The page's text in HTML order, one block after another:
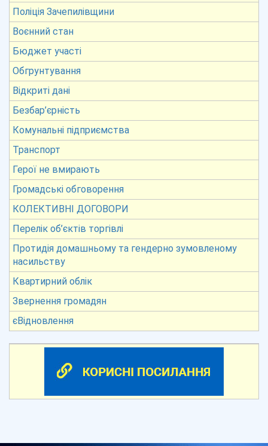
Поліція Зачепилівщини
Воєнний стан
Бюджет участі
Обгрунтування
Відкриті дані
Безбар’єрність
Комунальні підприємства
Транспорт
Герої не вмирають
Громадські обговорення
КОЛЕКТИВНІ ДОГОВОРИ
Перелік об’єктів торгівлі
Протидія домашньому та гендерно зумовленому
насильству
Квартирний облік
Звернення громадян
єВідновлення